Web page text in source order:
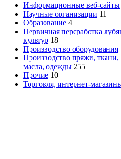
Информационные веб-сайты
Научные организации 11
Образование 4
Первичная переработка
культур 18
Производство оборудования
Производство пряжи, ткани,
масла, одежды 255
Прочие 10
Торговля, интернет-